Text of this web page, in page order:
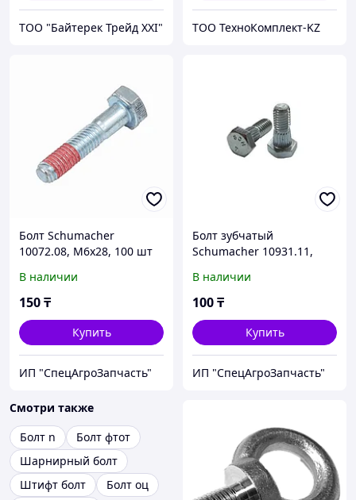
ТОО "Байтерек Трейд XXI" ТОО ТехноКомплект-KZ
Болт Schumacher
10072.08, М6х28, 100 шт
В наличии
150₸
Купить
ИП "СпецАгроЗапчасть"
Болт зубчатый
Schumacher 10931.11,
В наличии
100₸
Купить
ИП "СпецАгроЗапчасть"
Смотри также
Болт n
Болт фтот
Шарнирный болт
Штифт болт
Болт оц